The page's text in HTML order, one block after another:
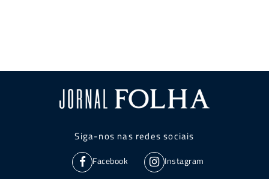
Siga-nos nas redes sociais
Facebook Instagram